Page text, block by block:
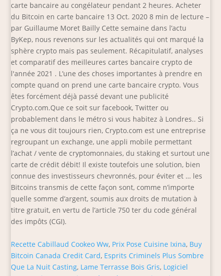
Recette Cabillaud Cookeo Ww, Prix Pose Cuisine Ixina, Buy
Bitcoin Canada Credit Card, Esprits Criminels Plus Sombre
Que La Nuit Casting, Lame Terrasse Bois Gris, Logiciel